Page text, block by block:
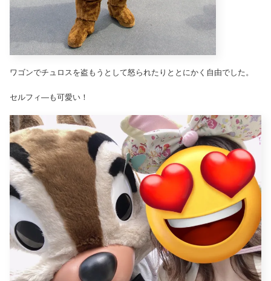
ワゴンでチュロスを盗もうとして怒られたりととにかく自由でした。
セルフィ―も可愛い！